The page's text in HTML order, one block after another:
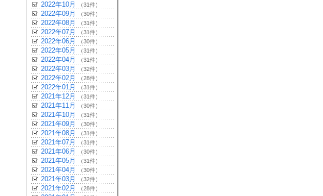
2022年10月 （31件）
2022年09月 （30件）
2022年08月 （31件）
2022年07月 （31件）
2022年06月 （30件）
2022年05月 （31件）
2022年04月 （31件）
2022年03月 （32件）
2022年02月 （28件）
2022年01月 （31件）
2021年12月 （31件）
2021年11月 （30件）
2021年10月 （31件）
2021年09月 （30件）
2021年08月 （31件）
2021年07月 （31件）
2021年06月 （30件）
2021年05月 （31件）
2021年04月 （30件）
2021年03月 （32件）
2021年02月 （28件）